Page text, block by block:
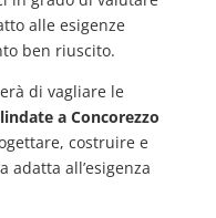
alle esigenze
ben riuscito.
di vagliare le
a Concorezzo
costruire e
all’esigenza